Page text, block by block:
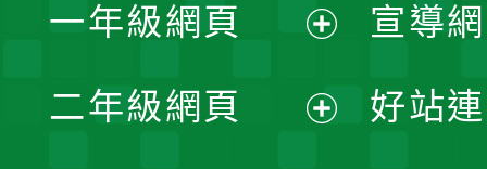
一年級網頁
開
二年級網頁
宣導
好站